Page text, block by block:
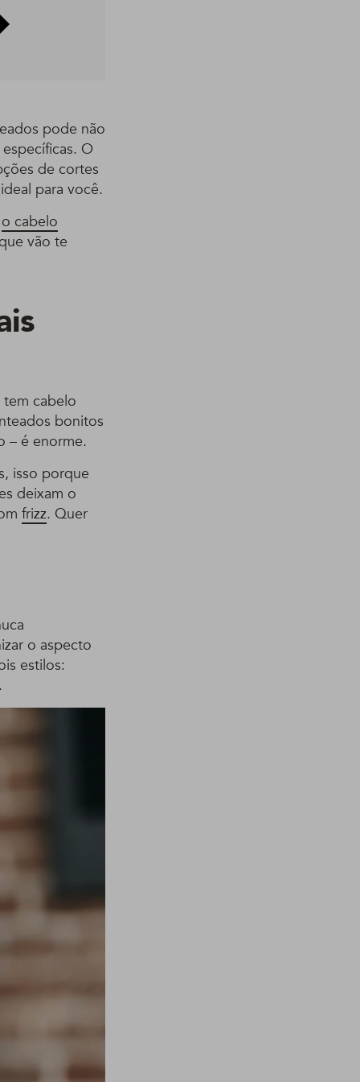
pode não
O
de cortes
para você.
o cabelo
vão te
cabelo
bonitos
– é enorme.
isso porque
deixam o
frizz. Quer
o aspecto
estilos: